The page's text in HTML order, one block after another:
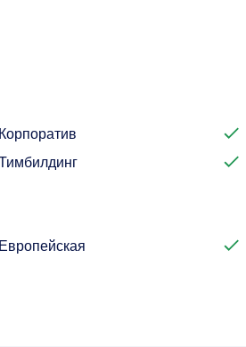
Корпоратив
Европейская